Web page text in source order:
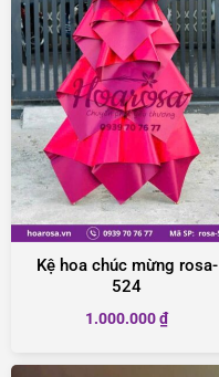
Kệ hoa chúc mừng rosa-
524
1.000.000₫